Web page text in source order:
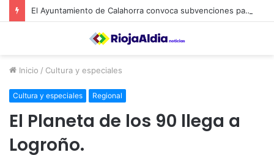
El Ayuntamiento de Calahorra convoca subvenciones para la adquisión de medidores de CO2
Inicio / Cultura y especiales
Cultura y especiales Regional
El Planeta de los 90 llega a
Logroño.